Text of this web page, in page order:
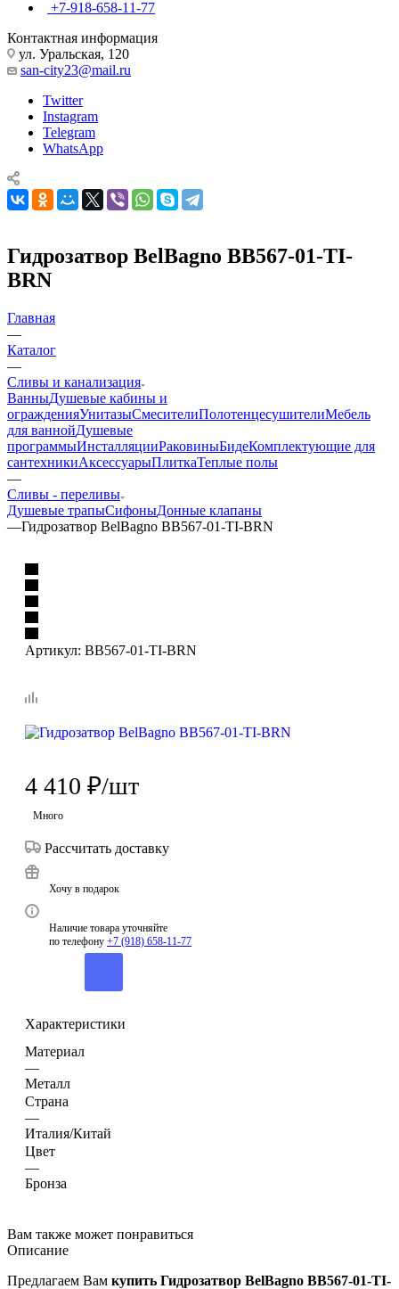
+7-918-658-11-77
Контактная информация
ул. Уральская, 120
san-city23@mail.ru
Twitter
Instagram
Telegram
WhatsApp
Гидрозатвор BelBagno BB567-01-TI-
BRN
Главная
—
Каталог
—
Сливы и канализация
ВанныДушевые кабины и
огражденияУнитазыСмесителиПолотенцесушителиМебель
для ваннойДушевые
программыИнсталляцииРаковиныБидеКомплектующие для
сантехникиАксессуарыПлиткаТеплые полы
—
Сливы - переливы
Душевые трапыСифоныДонные клапаны
—Гидрозатвор BelBagno BB567-01-TI-BRN
Артикул: BB567-01-TI-BRN
4 410 ₽/шт
Много
Рассчитать доставку
Хочу в подарок
Наличие товара уточняйте
по телефону +7 (918) 658-11-77
Характеристики
Материал
—
Металл
Страна
—
Италия/Китай
Цвет
—
Бронза
Вам также может понравиться
Описание
Предлагаем Вам купить Гидрозатвор BelBagno BB567-01-TI-